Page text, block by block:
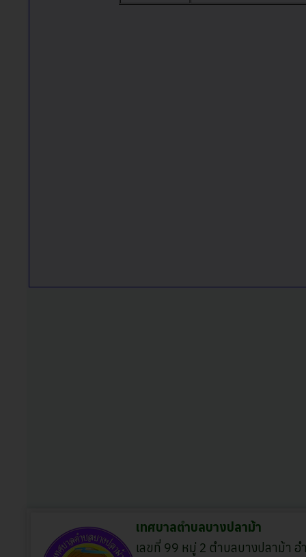
เทศบาลตำบลบางปลาม้า
เลขที่ 99 หมู่ 2 ตำบลบางปลาม้า